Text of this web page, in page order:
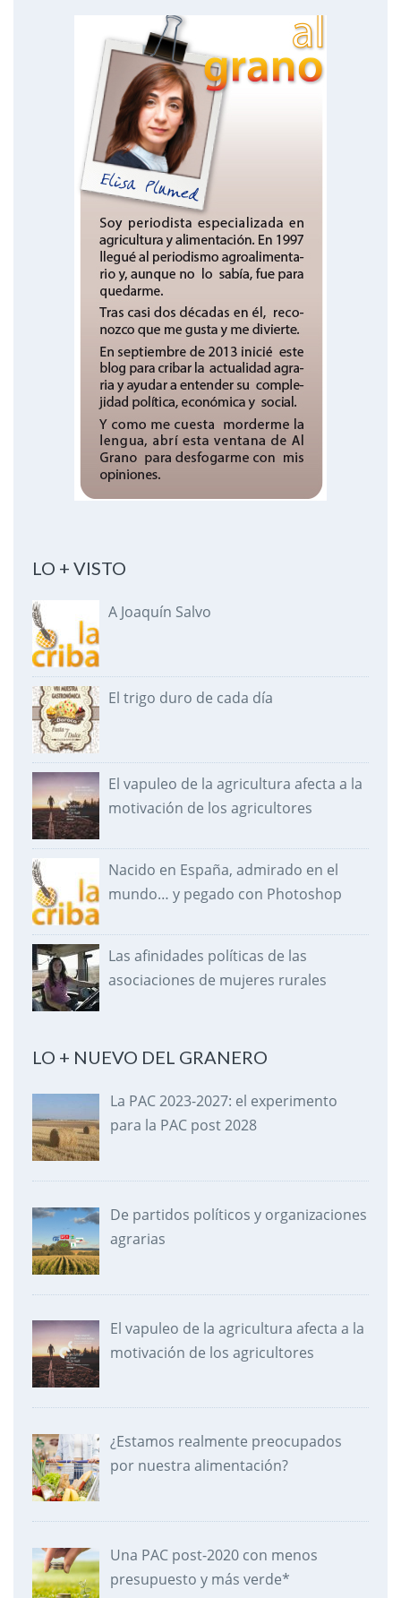
LO + VISTO
A Joaquín Salvo
El trigo duro de cada día
El vapuleo de la agricultura afecta a la
motivación de los agricultores
Nacido en España, admirado en el
mundo… y pegado con Photoshop
Las afinidades políticas de las
asociaciones de mujeres rurales
LO + NUEVO DEL GRANERO
La PAC 2023-2027: el experimento
para la PAC post 2028
De partidos políticos y organizaciones
agrarias
El vapuleo de la agricultura afecta a la
motivación de los agricultores
¿Estamos realmente preocupados
por nuestra alimentación?
Una PAC post-2020 con menos
presupuesto y más verde*